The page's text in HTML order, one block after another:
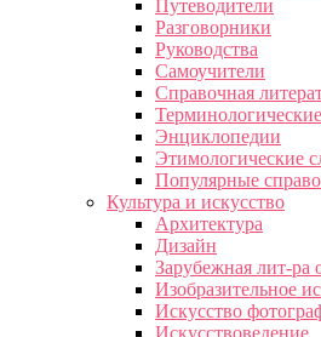
Путеводители
Разговорники
Руководства
Самоучители
Справочная
Энциклопедии
Этимологические
Популярные
Культура и искусство
Архитектура
Дизайн
Зарубежная лит-ра
Изобразительное
Искусство
Искусствоведение